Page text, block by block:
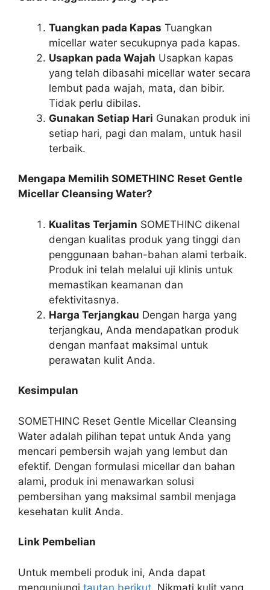
Tuangkan pada Kapas Tuangkan
micellar water secukupnya pada kapas.
Usapkan pada Wajah Usapkan kapas
yang telah dibasahi micellar water secara
lembut pada wajah, mata, dan bibir.
Tidak perlu dibilas.
Gunakan Setiap Hari Gunakan produk ini
setiap hari, pagi dan malam, untuk hasil
terbaik.
Mengapa Memilih SOMETHINC Reset Gentle
Micellar Cleansing Water?
Kualitas Terjamin SOMETHINC dikenal
dengan kualitas produk yang tinggi dan
penggunaan bahan-bahan alami terbaik.
Produk ini telah melalui uji klinis untuk
memastikan keamanan dan
efektivitasnya.
Harga Terjangkau Dengan harga yang
terjangkau, Anda mendapatkan produk
dengan manfaat maksimal untuk
perawatan kulit Anda.
Kesimpulan
SOMETHINC Reset Gentle Micellar Cleansing
Water adalah pilihan tepat untuk Anda yang
mencari pembersih wajah yang lembut dan
efektif. Dengan formulasi micellar dan bahan
alami, produk ini menawarkan solusi
pembersihan yang maksimal sambil menjaga
kesehatan kulit Anda.
Link Pembelian
Untuk membeli produk ini, Anda dapat
mengunjungi tautan berikut . Nikmati kulit yang